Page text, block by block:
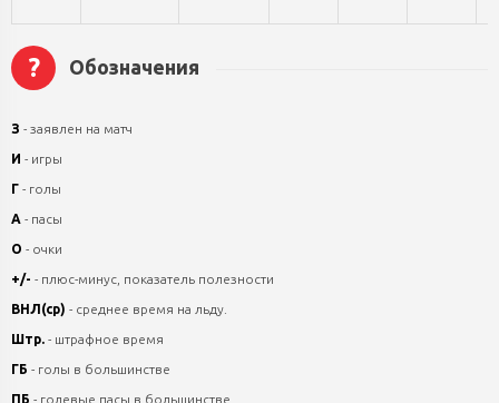
? Обозначения
З - заявлен на матч
И - игры
Г - голы
А - пасы
О - очки
+/- - плюс-минус, показатель полезности
ВНЛ(ср) - среднее время на льду.
Штр. - штрафное время
ГБ - голы в большинстве
ПБ - голевые пасы в большинстве